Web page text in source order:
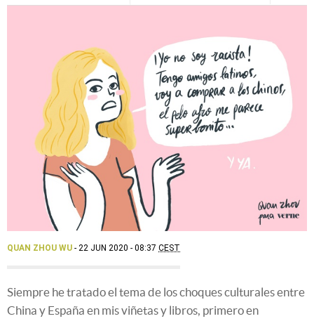
QUAN ZHOU WU 22 JUN 2020 - 08:37 CEST
Siempre he tratado el tema de los choques culturales entre
China y España en mis viñetas y libros, primero en